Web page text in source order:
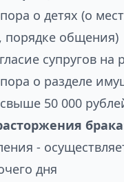
о детях (о
порядке общения)
супругов на
о разделе
50 000
-
дня